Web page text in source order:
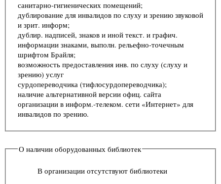
санитарно-гигиенических помещений;
дублирование для инвалидов по слуху и зрению звуковой
и зрит. информ;
дублир. надписей, знаков и иной текст. и графич.
информации знаками, выполн. рельефно-точечным
шрифтом Брайля;
возможность предоставления инв. по слуху (слуху и
зрению) услуг
сурдопереводчика (тифлосурдопереводчика);
наличие альтернативной версии офиц. сайта
организации в информ.-телеком. сети «Интернет» для
инвалидов по зрению.
О наличии оборудованных библиотек
В организации отсутствуют библиотеки